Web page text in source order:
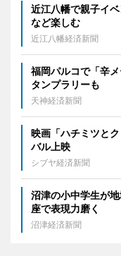
近江八幡で親子イ
など楽しむ
近江八幡経済新聞
福岡パルコで「辛
タンプラリーも
天神経済新聞
映画「ハチミツと
バル上映
シブヤ経済新聞
沼津の小中学生が
座で表現力磨く
沼津経済新聞